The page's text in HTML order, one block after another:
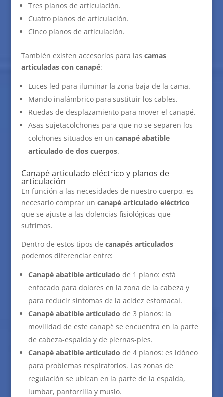
Tres planos de articulación.
Cuatro planos de articulación.
Cinco planos de articulación.
También existen accesorios para las camas
articuladas con canapé:
Luces led para iluminar la zona baja de la cama.
Mando inalámbrico para sustituir los cables.
Ruedas de desplazamiento para mover el canapé.
Asas sujetacolchones para que no se separen los
colchones situados en un canapé abatible
articulado de dos cuerpos.
Canapé articulado eléctrico y planos de
articulación
En función a las necesidades de nuestro cuerpo, es
necesario comprar un canapé articulado eléctrico
que se ajuste a las dolencias fisiológicas que
sufrimos.
Dentro de estos tipos de canapés articulados
podemos diferenciar entre:
Canapé abatible articulado de 1 plano: está
enfocado para dolores en la zona de la cabeza y
para reducir síntomas de la acidez estomacal.
Canapé abatible articulado de 3 planos: la
movilidad de este canapé se encuentra en la parte
de cabeza-espalda y de piernas-pies.
Canapé abatible articulado de 4 planos: es idóneo
para problemas respiratorios. Las zonas de
regulación se ubican en la parte de la espalda,
lumbar, pantorrilla y muslo.